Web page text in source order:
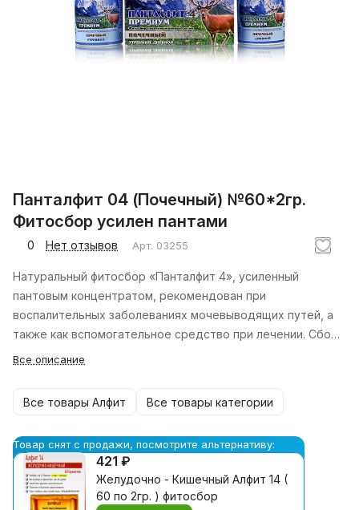
Панталфит 04 (Почечный) №60*2гр.
Фитосбор усилен пантами
0 Нет отзывов Арт. 03255
Натуральный фитосбор «Панталфит 4», усиленный
пантовым концентратом, рекомендован при
воспалительных заболеваниях мочевыводящих путей, а
также как вспомогательное средство при лечении. Сбор
обладает ярко выраженным уросептическим,
Все описание
Все товары Алфит Все товары категории
Товар снят с продажи, посмотрите альтернативу:
421 ₽
Желудочно - Кишечный Алфит 14 (
60 по 2гр. ) фитосбор